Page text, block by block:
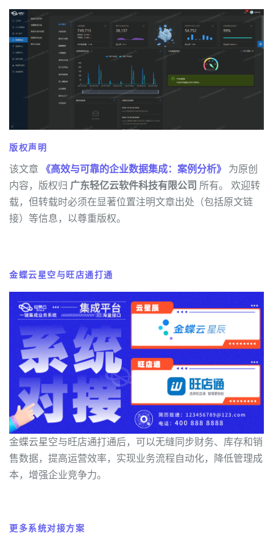
版权声明
该文章 《高效与可靠的企业数据集成：案例分析》 为原创
内容，版权归 广东轻亿云软件科技有限公司 所有。 欢迎转
载，但转载时必须在显著位置注明文章出处（包括原文链
接）等信息，以尊重版权。
金蝶云星空与旺店通打通
金蝶云星空与旺店通打通后，可以无缝同步财务、库存和销
售数据，提高运营效率，实现业务流程自动化，降低管理成
本，增强企业竞争力。
更多系统对接方案